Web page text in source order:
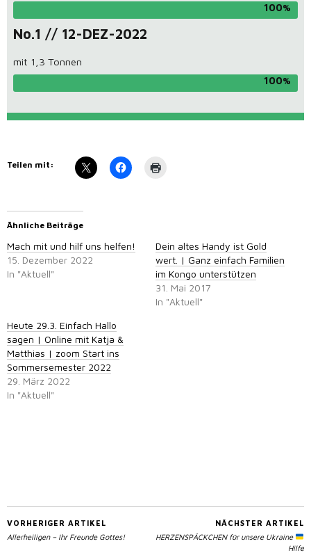
100
No.1 // 12-DEZ-2022
mit 1,3 Tonnen
100
Teilen mit:
Ähnliche Beiträge
Mach mit und hilf uns helfen!
15. Dezember 2022
In "Aktuell"
Dein altes Handy ist Gold
wert. | Ganz einfach Familien
im Kongo unterstützen
31. Mai 2017
In "Aktuell"
Heute 29.3. Einfach Hallo
sagen | Online mit Katja &
Matthias | zoom Start ins
Sommersemester 2022
29. März 2022
In "Aktuell"
VORHERIGER ARTIKEL
Allerheiligen – Ihr Freunde Gottes!
NÄCHSTER ARTIKEL
HERZENSPÄCKCHEN für unsere Ukraine
Hilfe